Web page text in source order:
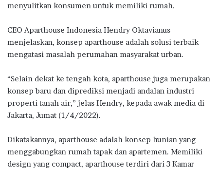
menyulitkan konsumen untuk memiliki rumah.
CEO Aparthouse Indonesia Hendry Oktavianus
menjelaskan, konsep aparthouse adalah solusi terbaik
mengatasi masalah perumahan masyarakat urban.
“Selain dekat ke tengah kota, aparthouse juga merupakan
konsep baru dan diprediksi menjadi andalan industri
properti tanah air,” jelas Hendry, kepada awak media di
Jakarta, Jumat (1/4/2022).
Dikatakannya, aparthouse adalah konsep hunian yang
menggabungkan rumah tapak dan apartemen. Memiliki
design yang compact, aparthouse terdiri dari 3 Kamar